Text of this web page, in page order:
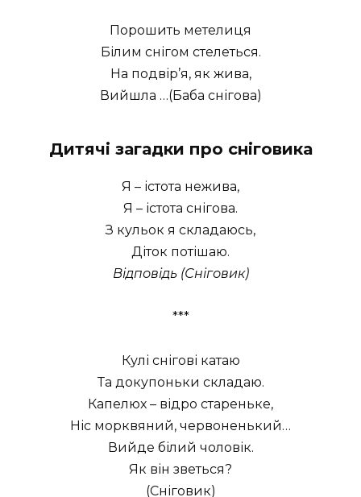
Порошить метелиця
Білим снігом стелеться.
На подвір’я, як жива,
Вийшла …(Баба снігова)
Дитячі загадки про сніговика
Я – істота нежива,
Я – істота снігова.
З кульок я складаюсь,
Діток потішаю.
Відповідь (Сніговик)
***
Кулі снігові катаю
Та докупоньки складаю.
Капелюх – відро стареньке,
Ніс морквяний, червоненький…
Вийде білий чоловік.
Як він зветься?
(Сніговик)